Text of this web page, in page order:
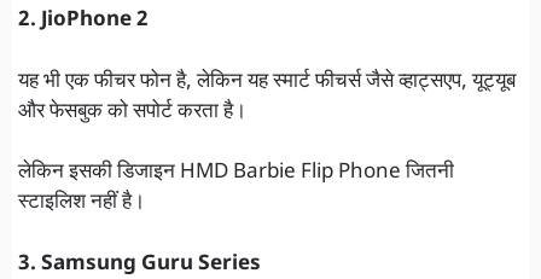
2. JioPhone 2
यह भी एक फीचर फोन है, लेकिन यह स्मार्ट फीचर्स जैसे व्हाट्सएप, यूट्यूब
और फेसबुक को सपोर्ट करता है।
लेकिन इसकी डिजाइन HMD Barbie Flip Phone जितनी
स्टाइलिश नहीं है।
3. Samsung Guru Series